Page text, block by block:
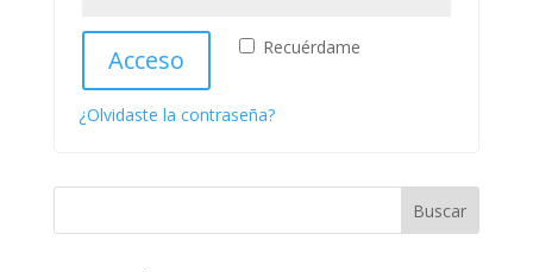
Recuérdame
Acceso
¿Olvidaste la contraseña?
Buscar